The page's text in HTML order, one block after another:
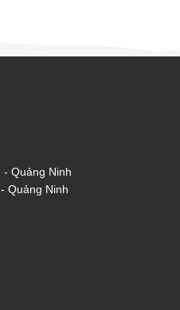
- Quảng Ninh
Quảng Ninh